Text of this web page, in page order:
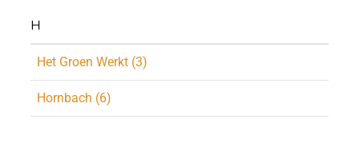
H
Het Groen Werkt (3)
Hornbach (6)